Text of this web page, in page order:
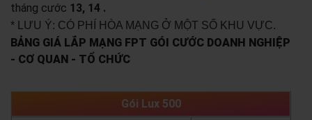
tháng cước 13, 14 .
* LƯU Ý: CÓ PHÍ HÒA MẠNG Ở MỘT SỐ KHU VỰC.
BẢNG GIÁ LẮP MẠNG FPT GÓI CƯỚC DOANH NGHIỆP
- CƠ QUAN - TỔ CHỨC
Gói Lux 500